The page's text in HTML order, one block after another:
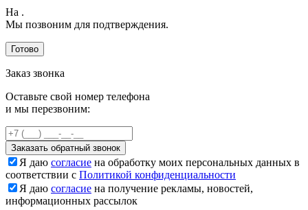
На .
Мы позвоним для подтверждения.
Готово
Заказ звонка
Оставьте свой номер телефона
и мы перезвоним:
Заказать обратный звонок
Я даю согласие на обработку моих персональных данных в
соответствии с Политикой конфиденциальности
Я даю согласие на получение рекламы, новостей,
информационных рассылок